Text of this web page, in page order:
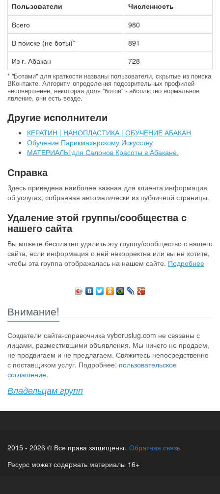
Пользователи
Численность
Всего
980
В поиске (не боты)*
891
Из г. Абакан
728
* "Ботами" для краткости названы пользователи, скрытые из поиска
ВКонтакте. Алгоритм определения подозрительных профилей
несовершенен, некоторая доля "ботов" - абсолютно нормальное
явление, они есть везде.
Другие исполнители
КЕРАТИН | НАНОПЛАСТИКА | ОБУЧЕНИЕ АБАКАН
Обучение Парикмахерскому Искусству
МАТЕРИАЛЫ для Салонов Красоты в Абакане.
Справка
Здесь приведена наиболее важная для клиента информация
об услугах, собранная автоматически из публичной страницы.
Удаление этой группы/сообщества с
нашего сайта
Вы можете бесплатно удалить эту группу/сообщество с нашего
сайта, если информация о ней некорректна или вы не хотите,
чтобы эта группа отображалась на нашем сайте. Подробнее
Внимание!
Создатели сайта-справочника vyboruslug.com не связаны с
лицами, разместившими объявления. Мы ничего не продаем,
не продвигаем и не предлагаем. Свяжитесь непосредственно
с поставщиком услуг. Подробнее: пользовательское
соглашение.
Владельцам групп
2015 - 2026 © Все права защищены. Обратная связь
Ресурс может содержать материалы 16+